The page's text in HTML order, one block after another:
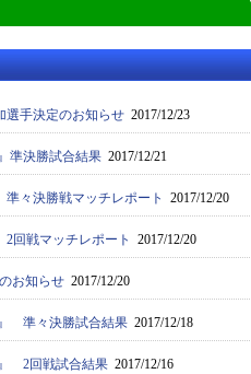
手決定のお知らせ 2017/12/23
準決勝試合結果 2017/12/21
準々決勝戦マッチレポート 2017/12/20
2回戦マッチレポート 2017/12/20
お知らせ 2017/12/20
』 準々決勝試合結果 2017/12/18
』 2回戦試合結果 2017/12/16